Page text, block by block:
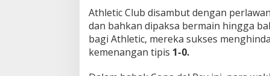
e
n
y
e
l
Athletic Club disambut dengan
dan bahkan dipaksa bermain hingga
bagi Athletic, mereka sukses
kemenangan tipis 1-0.